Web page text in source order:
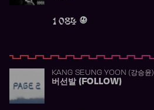
1 084
KANG SEUNG YOON (강승윤)
버선발 (FOLLOW)